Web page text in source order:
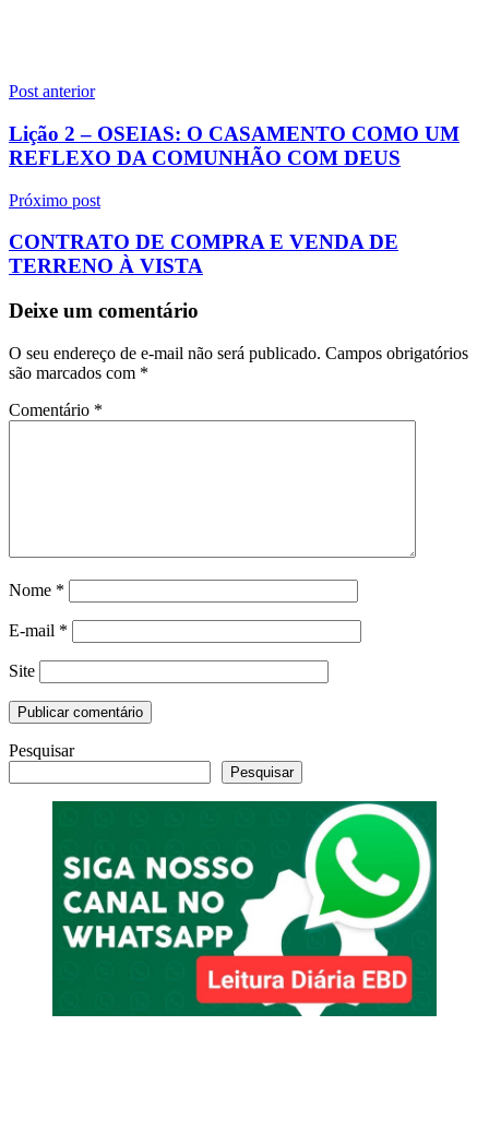
Navegação
de
Post
Post anterior
Lição 2 – OSEIAS: O CASAMENTO COMO UM
REFLEXO DA COMUNHÃO COM DEUS
Próximo post
CONTRATO DE COMPRA E VENDA DE
TERRENO À VISTA
Deixe um comentário
O seu endereço de e-mail não será publicado. Campos obrigatórios
são marcados com *
Comentário *
Nome *
E-mail *
Site
Pesquisar
Pesquisar